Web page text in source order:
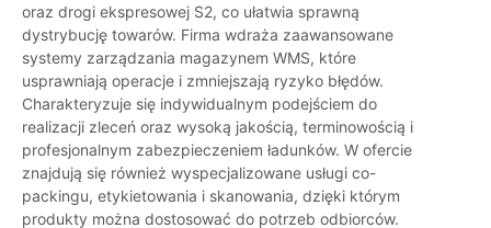
oraz drogi ekspresowej S2, co ułatwia sprawną
dystrybucję towarów. Firma wdraża zaawansowane
systemy zarządzania magazynem WMS, które
usprawniają operacje i zmniejszają ryzyko błędów.
Charakteryzuje się indywidualnym podejściem do
realizacji zleceń oraz wysoką jakością, terminowością i
profesjonalnym zabezpieczeniem ładunków. W ofercie
znajdują się również wyspecjalizowane usługi co-
packingu, etykietowania i skanowania, dzięki którym
produkty można dostosować do potrzeb odbiorców.